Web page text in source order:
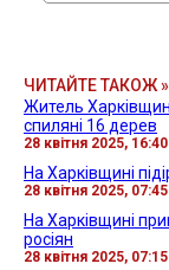
ЧИТАЙТЕ ТАКОЖ »
Житель
спиляні 16 дерев
28 квітня 2025, 16:40
На Харківщині
28 квітня 2025, 07:45
На Харківщині
росіян
28 квітня 2025, 07:15